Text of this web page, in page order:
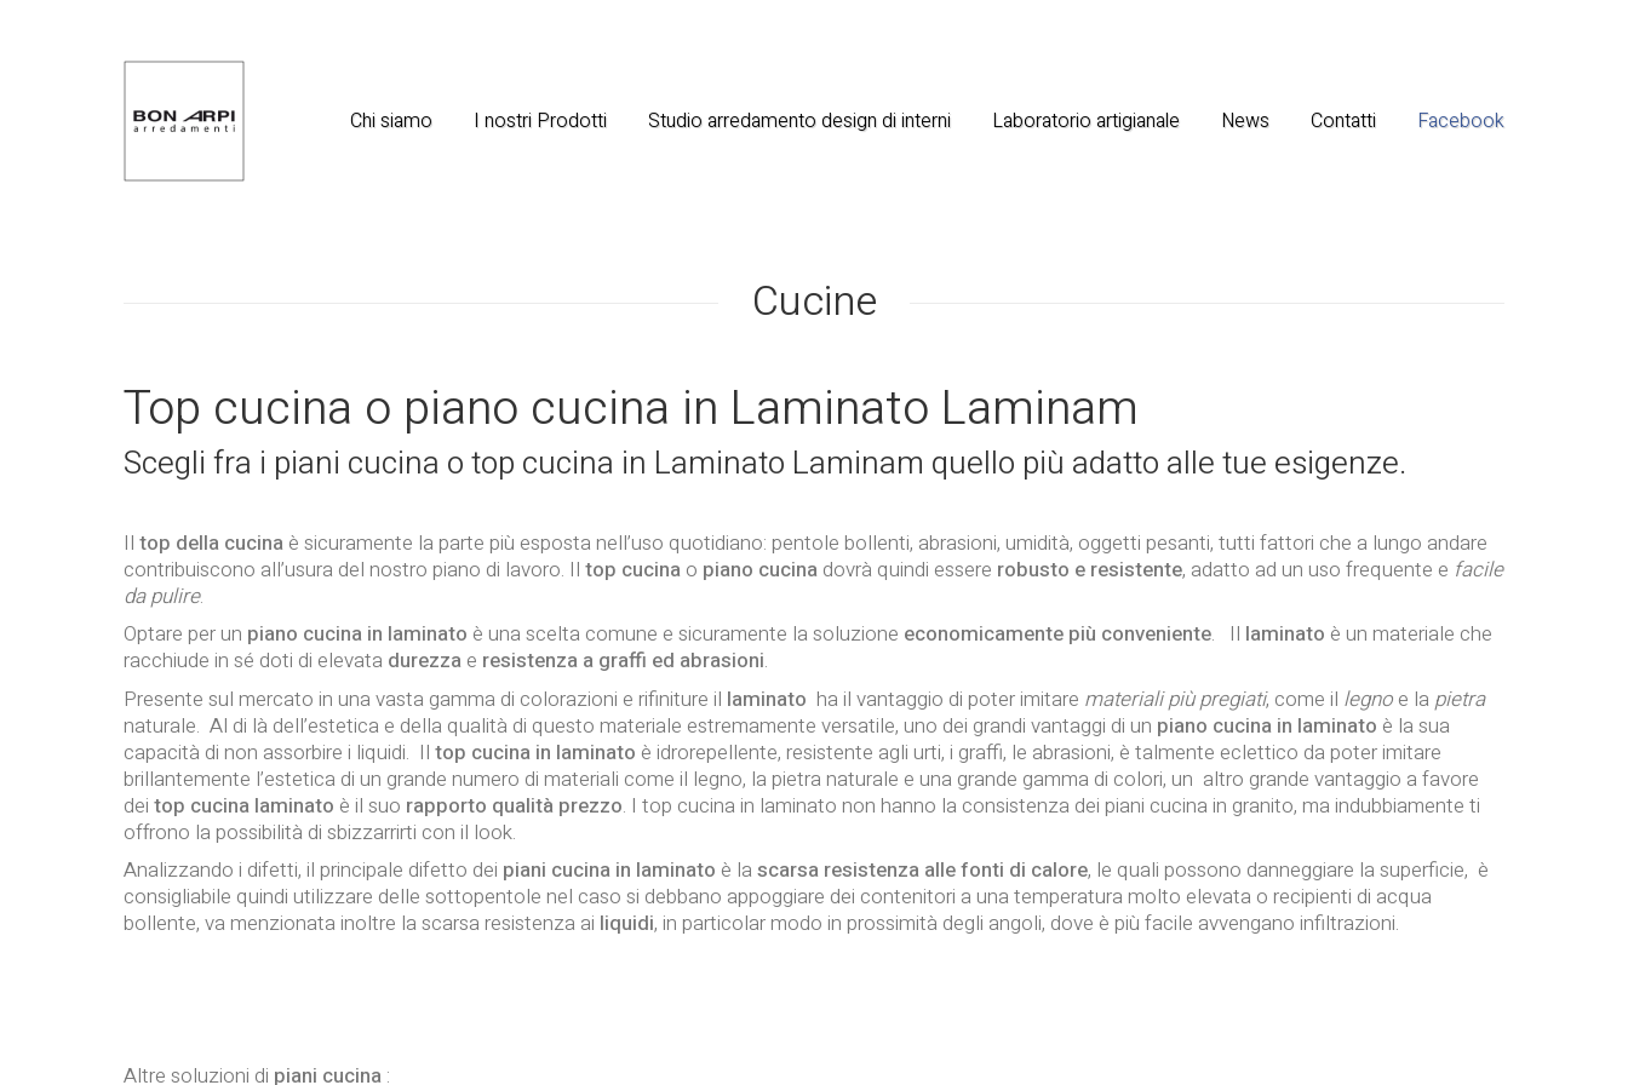
Chi siamo I nostri Prodotti Studio arredamento design di interni Laboratorio artigianale News Contatti Facebook
Cucine
Top cucina o piano cucina in Laminato Laminam
Scegli fra i piani cucina o top cucina in Laminato Laminam quello più adatto alle tue esigenze.
Il top della cucina è sicuramente la parte più esposta nell’uso quotidiano: pentole bollenti, abrasioni, umidità, oggetti pesanti, tutti fattori che a lungo andare
contribuiscono all’usura del nostro piano di lavoro. Il top cucina o piano cucina dovrà quindi essere robusto e resistente, adatto ad un uso frequente e facile
da pulire.
Optare per un piano cucina in laminato è una scelta comune e sicuramente la soluzione economicamente più conveniente. Il laminato è un materiale che
racchiude in sé doti di elevata durezza e resistenza a graffi ed abrasioni.
Presente sul mercato in una vasta gamma di colorazioni e rifiniture il laminato ha il vantaggio di poter imitare materiali più pregiati, come il legno e la pietra
naturale. Al di là dell’estetica e della qualità di questo materiale estremamente versatile, uno dei grandi vantaggi di un piano cucina in laminato è la sua
capacità di non assorbire i liquidi. Il top cucina in laminato è idrorepellente, resistente agli urti, i graffi, le abrasioni, è talmente eclettico da poter imitare
brillantemente l’estetica di un grande numero di materiali come il legno, la pietra naturale e una grande gamma di colori, un altro grande vantaggio a favore
dei top cucina laminato è il suo rapporto qualità prezzo. I top cucina in laminato non hanno la consistenza dei piani cucina in granito, ma indubbiamente ti
offrono la possibilità di sbizzarrirti con il look.
Analizzando i difetti, il principale difetto dei piani cucina in laminato è la scarsa resistenza alle fonti di calore, le quali possono danneggiare la superficie, è
consigliabile quindi utilizzare delle sottopentole nel caso si debbano appoggiare dei contenitori a una temperatura molto elevata o recipienti di acqua
bollente, va menzionata inoltre la scarsa resistenza ai liquidi, in particolar modo in prossimità degli angoli, dove è più facile avvengano infiltrazioni.
Altre soluzioni di piani cucina :